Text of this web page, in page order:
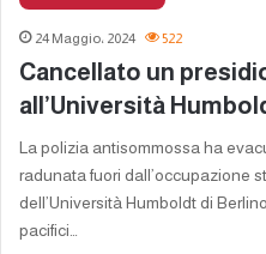
24 Maggio، 2024 522
Cancellato un
all’Università
La polizia antisommossa ha
radunata fuori dall’occupazione
dell’Università Humboldt di
pacifici…